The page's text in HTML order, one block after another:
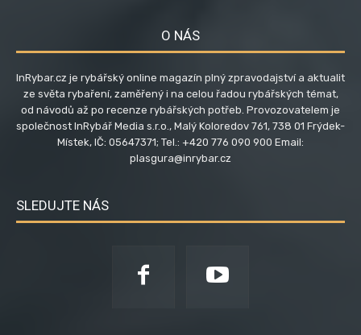
O NÁS
InRybar.cz je rybářský online magazín plný zpravodajství a aktualit
ze světa rybaření, zaměřený i na celou řadou rybářských témat,
od návodů až po recenze rybářských potřeb. Provozovatelem je
společnost InRybář Media s.r.o., Malý Koloredov 761, 738 01 Frýdek-
Místek, IČ: 05647371; Tel.: +420 776 090 900 Email:
plasgura@inrybar.cz
SLEDUJTE NÁS